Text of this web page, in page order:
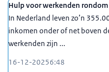
Hulp voor werkenden
In Nederland leven zo’n
inkomen onder of net boven
werkenden zijn ...
16-12-20256:48